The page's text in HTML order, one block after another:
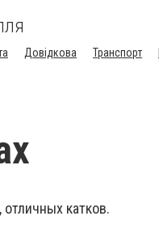
Довідкова Транспорт
отличных катков.